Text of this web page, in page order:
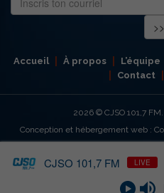
Accueil À propos L’équipe
Contact
2026 © CJSO 101,7
Conception et hébergement web :
CJSO 101,7 FM LIVE